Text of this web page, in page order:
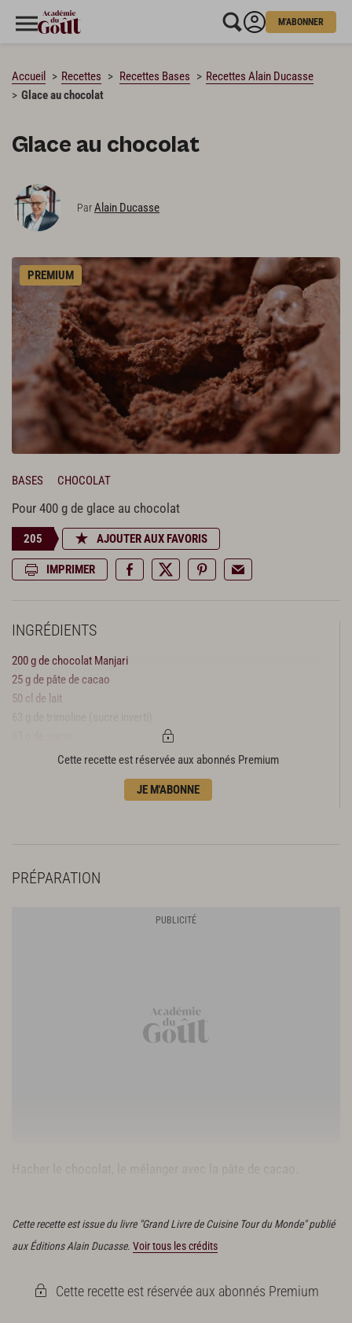
M'ABONNER
Accueil Recettes Recettes Bases
Recettes Alain Ducasse
Glace au chocolat
Glace au chocolat
ParAlain Ducasse
PREMIUM
BASES CHOCOLAT
Pour 400 g de glace au chocolat
205 AJOUTER AUX FAVORIS
IMPRIMER
INGRÉDIENTS
200 g de chocolat Manjari
25 g de pâte de cacao
50 cl de lait
Cette recette est réservée aux abonnés Premium
JE M'ABONNE
PRÉPARATION
Cette recette est issue du livre "Grand Livre de Cuisine Tour du Monde" publié
aux Éditions Alain Ducasse. Voir tous les crédits
Cette recette est réservée aux abonnés Premium
CHARGEMENT…